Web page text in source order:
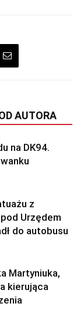
AUTORA
na DK94.
z
Urzędem
do autobusu
Martyniuka,
kierująca